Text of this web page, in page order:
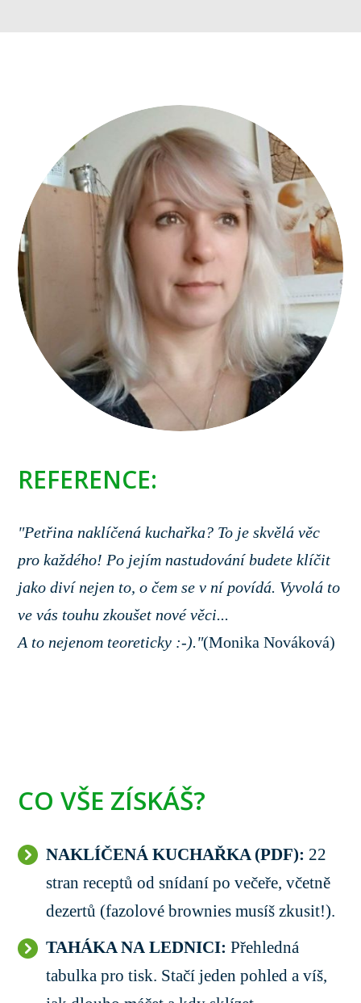
REFERENCE:
"Petřina naklíčená kuchařka? To je skvělá věc
pro každého! Po jejím nastudování budete klíčit
jako diví nejen to, o čem se v ní povídá. Vyvolá to
ve vás touhu zkoušet nové věci...
A to nejenom teoreticky :-)."(Monika Nováková)
CO VŠE ZÍSKÁŠ?
NAKLÍČENÁ KUCHAŘKA (PDF): 22
stran receptů od snídaní po večeře, včetně
dezertů (fazolové brownies musíš zkusit!).
TAHÁKA NA LEDNICI:Přehledná
tabulka pro tisk. Stačí jeden pohled a víš,